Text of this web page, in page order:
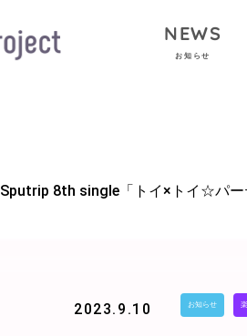
NEWS
お知らせ
Sputrip 8th single「トイ×トイ☆パー
2023.9.10 お知らせ